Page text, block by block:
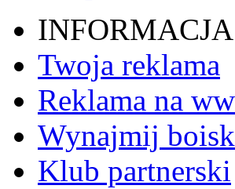
Twoja reklama
Reklama na
Wynajmij
Klub partnerski